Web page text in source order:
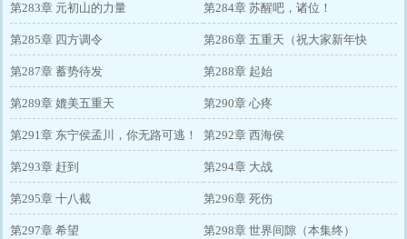
第283章 元初山的力量 第284章 苏醒吧，诸位！
第285章 四方调令 第286章 五重天（祝大家新年快
乐！）
第287章 蓄势待发 第288章 起始
第289章 媲美五重天 第290章 心疼
第291章 东宁侯孟川，你无路可逃！ 第292章 西海侯
第293章 赶到 第294章 大战
第295章 十八截 第296章 死伤
第297章 希望 第298章 世界间隙（本集终）